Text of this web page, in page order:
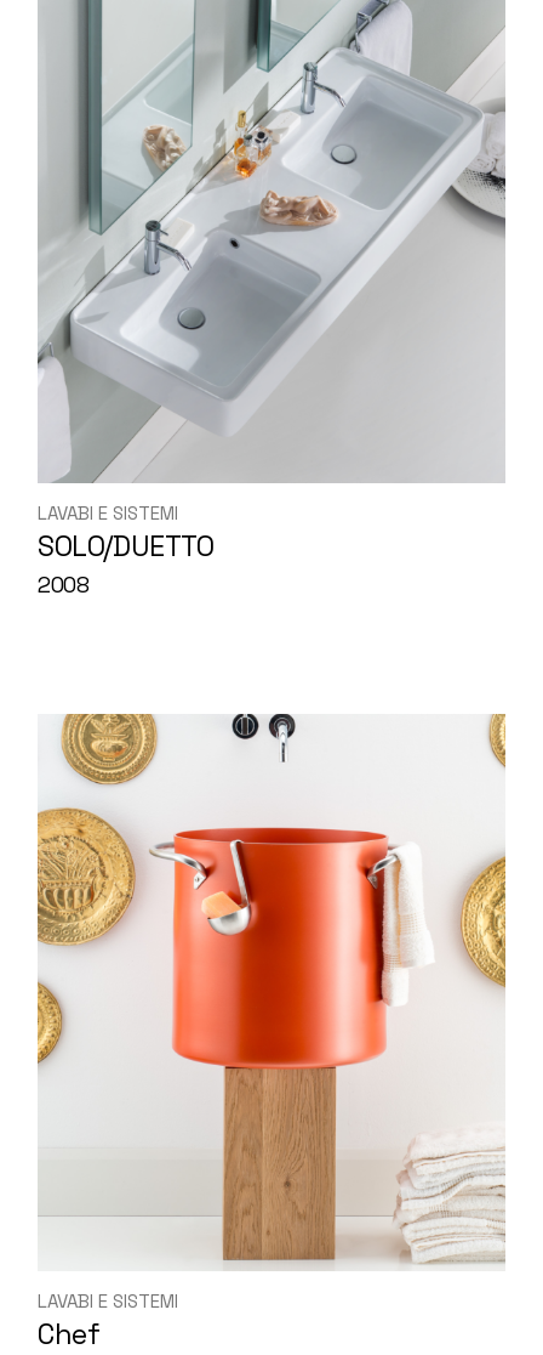
LAVABI E SISTEMI
SOLO/DUETTO
2008
LAVABI E SISTEMI
Chef